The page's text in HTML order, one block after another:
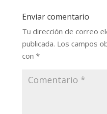
Enviar comentario
Tu dirección de correo
publicada. Los campos
con *